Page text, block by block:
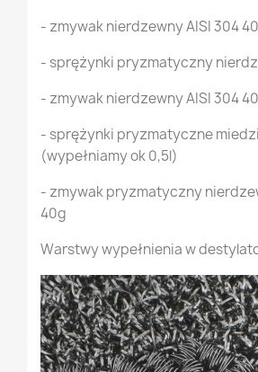
- zmywak nierdzewny AISI 304
- sprężynki pryzmatyczny
- zmywak nierdzewny AISI 304
- sprężynki pryzmatyczne
(wypełniamy ok 0,5l)
- zmywak pryzmatyczny
40g
Warstwy wypełnienia w